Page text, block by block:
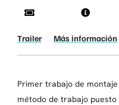
Trailer Más información
Primer trabajo de
método de trabajo